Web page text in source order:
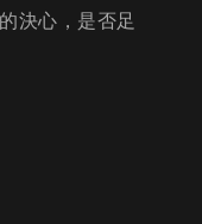
決心，是否足